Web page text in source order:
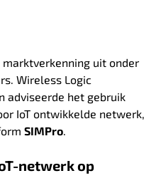
uit onder
Wireless Logic
adviseerde het gebruik
IoT ontwikkelde netwerk,
SIMPro.
netwerk op